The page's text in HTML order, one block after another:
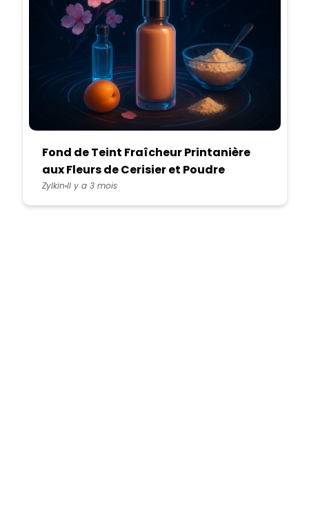
Fond de Teint Fraîcheur Printanière
aux Fleurs de Cerisier et Poudre
d’Arrow Root
Zylkin Il y a 3 mois